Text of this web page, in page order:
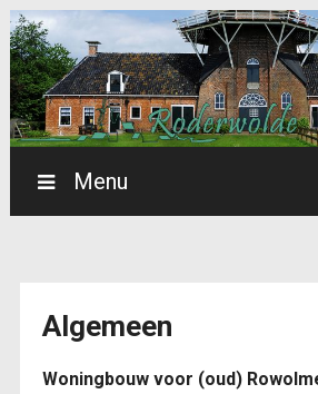
Menu
Algemeen
Woningbouw voor (oud)